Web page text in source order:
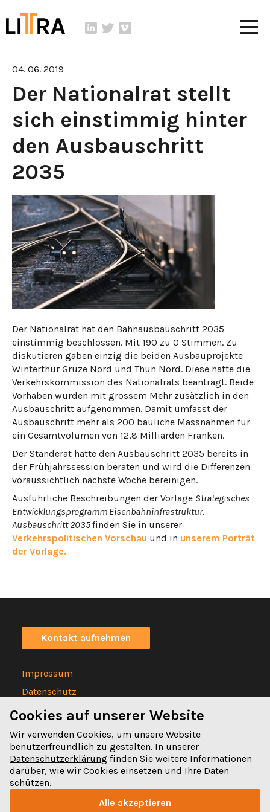
04. 06. 2019
Der Nationalrat stellt
sich einstimmig hinter
den Ausbauschritt
2035
Der Nationalrat hat den Bahnausbauschritt 2035
einstimmig beschlossen. Mit 190 zu 0 Stimmen. Zu
diskutieren gaben einzig die beiden Ausbauprojekte
Winterthur Grüze Nord und Thun Nord. Diese hatte die
Verkehrskommission des Nationalrats beantragt. Beide
Vorhaben wurden mit grossem Mehr zusätzlich in den
Ausbauschritt aufgenommen. Damit umfasst der
Ausbauschritt mehr als 200 bauliche Massnahmen für
ein Gesamtvolumen von 12,8 Milliarden Franken.
Der Ständerat hatte den Ausbauschritt 2035 bereits in
der Frühjahrssession beraten und wird die Differenzen
voraussichtlich nächste Woche bereinigen.
Ausführliche Beschreibungen der Vorlage Strategisches
Entwicklungsprogramm Eisenbahninfrastruktur.
Ausbauschritt 2035finden Sie in unserer
Verkehrspolitischen Vorschau und in unserem Porträt
der Vorlage.
Kontakt aufnehmen
Impressum
Datenschutz
Statuten
Spitalgasse 32
Cookies auf unserer Website
Wir verwenden Cookies, um unsere Website
benutzerfreundlich zu gestalten. In unserer
Datenschutzerklärung finden Sie weitere Informationen
darüber, wie wir Cookies einsetzen und Ihre Daten
schützen.
Alle akzeptieren